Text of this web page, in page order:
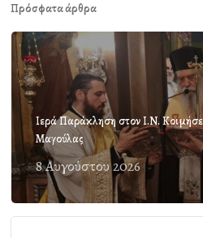
Πρόσφατα άρθρα
Ιερά Παράκληση στον Ι.Ν.
Μαγούλας
8 Αυγούστου 2026